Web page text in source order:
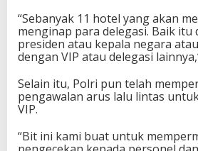
“Sebanyak 11 hotel yang akan
menginap para delegasi. Baik
presiden atau kepala negara
dengan VIP atau delegasi
Selain itu, Polri pun telah
pengawalan arus lalu lintas
VIP.
“Bit ini kami buat untuk